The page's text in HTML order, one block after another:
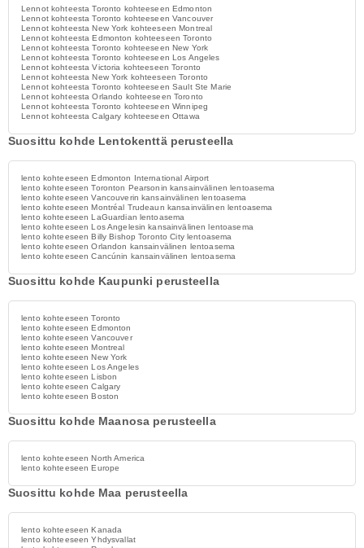
Lennot kohteesta Toronto kohteeseen Edmonton
Lennot kohteesta Toronto kohteeseen Vancouver
Lennot kohteesta New York kohteeseen Montreal
Lennot kohteesta Edmonton kohteeseen Toronto
Lennot kohteesta Toronto kohteeseen New York
Lennot kohteesta Toronto kohteeseen Los Angeles
Lennot kohteesta Victoria kohteeseen Toronto
Lennot kohteesta New York kohteeseen Toronto
Lennot kohteesta Toronto kohteeseen Sault Ste Marie
Lennot kohteesta Orlando kohteeseen Toronto
Lennot kohteesta Toronto kohteeseen Winnipeg
Lennot kohteesta Calgary kohteeseen Ottawa
Suosittu kohde Lentokenttä perusteella
lento kohteeseen Edmonton International Airport
lento kohteeseen Toronton Pearsonin kansainvälinen lentoasema
lento kohteeseen Vancouverin kansainvälinen lentoasema
lento kohteeseen Montréal Trudeaun kansainvälinen lentoasema
lento kohteeseen LaGuardian lentoasema
lento kohteeseen Los Angelesin kansainvälinen lentoasema
lento kohteeseen Billy Bishop Toronto City lentoasema
lento kohteeseen Orlandon kansainvälinen lentoasema
lento kohteeseen Cancúnin kansainvälinen lentoasema
Suosittu kohde Kaupunki perusteella
lento kohteeseen Toronto
lento kohteeseen Edmonton
lento kohteeseen Vancouver
lento kohteeseen Montreal
lento kohteeseen New York
lento kohteeseen Los Angeles
lento kohteeseen Lisbon
lento kohteeseen Calgary
lento kohteeseen Boston
Suosittu kohde Maanosa perusteella
lento kohteeseen North America
lento kohteeseen Europe
Suosittu kohde Maa perusteella
lento kohteeseen Kanada
lento kohteeseen Yhdysvallat